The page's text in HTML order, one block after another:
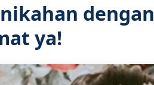
dengan
ya!